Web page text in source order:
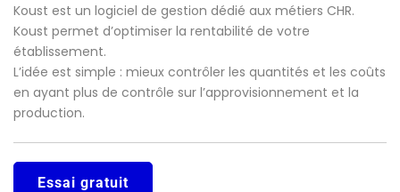
Koust est un logiciel de gestion dédié aux métiers CHR.
Koust permet d’optimiser la rentabilité de votre
établissement.
L’idée est simple : mieux contrôler les quantités et les coûts
en ayant plus de contrôle sur l’approvisionnement et la
production.
Essai gratuit